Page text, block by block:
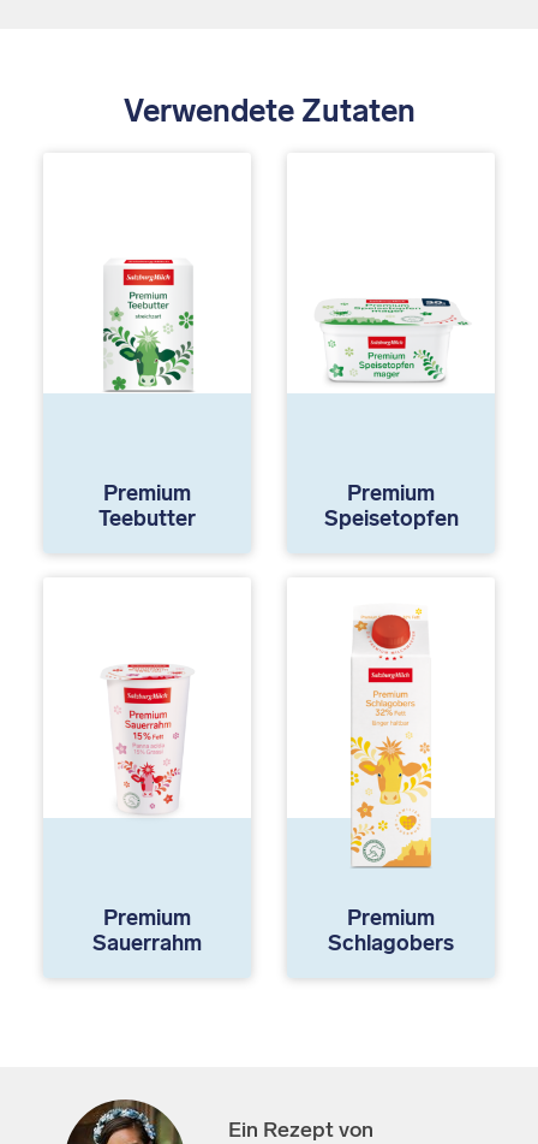
Verwendete Zutaten
Premium
Teebutter
Premium
Speisetopfen
Premium
Sauerrahm
Premium
Schlagobers
Ein Rezept von